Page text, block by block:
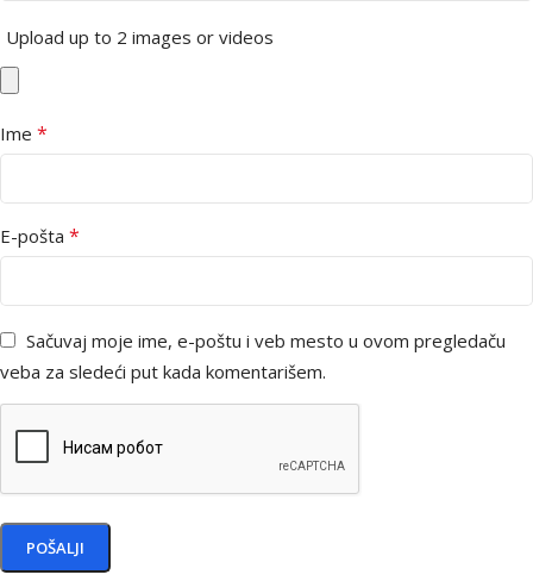
Upload up to 2 images or videos
Ime *
E-pošta *
Sačuvaj moje ime, e-poštu i veb mesto u ovom pregledaču
veba za sledeći put kada komentarišem.